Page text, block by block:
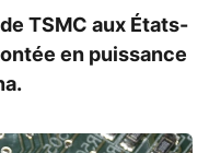
TSMC aux États-
en puissance